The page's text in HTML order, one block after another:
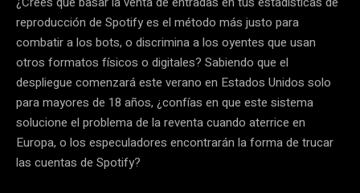
reproducción de Spotify es el método más justo para
combatir a los bots, o discrimina a los oyentes que usan
otros formatos físicos o digitales? Sabiendo que el
despliegue comenzará este verano en Estados Unidos solo
para mayores de 18 años, ¿confías en que este sistema
solucione el problema de la reventa cuando aterrice en
Europa, o los especuladores encontrarán la forma de trucar
las cuentas de Spotify?